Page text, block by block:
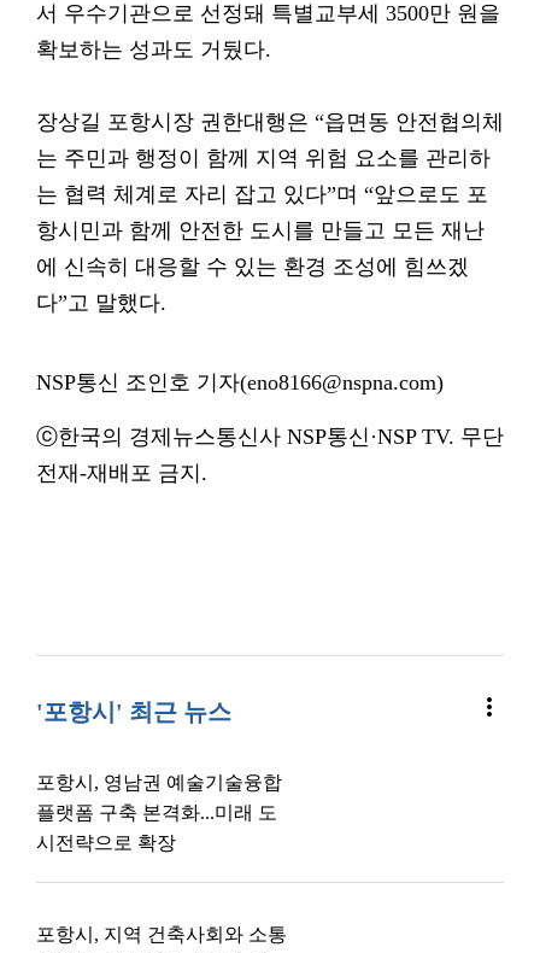
서 우수기관으로 선정돼 특별교부세 3500만 원을
확보하는 성과도 거뒀다.
장상길 포항시장 권한대행은 “읍면동 안전협의체
는 주민과 행정이 함께 지역 위험 요소를 관리하
는 협력 체계로 자리 잡고 있다”며 “앞으로도 포
항시민과 함께 안전한 도시를 만들고 모든 재난
에 신속히 대응할 수 있는 환경 조성에 힘쓰겠
다”고 말했다.
NSP통신 조인호 기자(eno8166@nspna.com)
ⓒ한국의 경제뉴스통신사 NSP통신·NSP TV. 무단
전재-재배포 금지.
'포항시' 최근 뉴스 more_vert
포항시, 영남권 예술기술융합
플랫폼 구축 본격화...미래 도
시전략으로 확장
포항시, 지역 건축사회와 소통